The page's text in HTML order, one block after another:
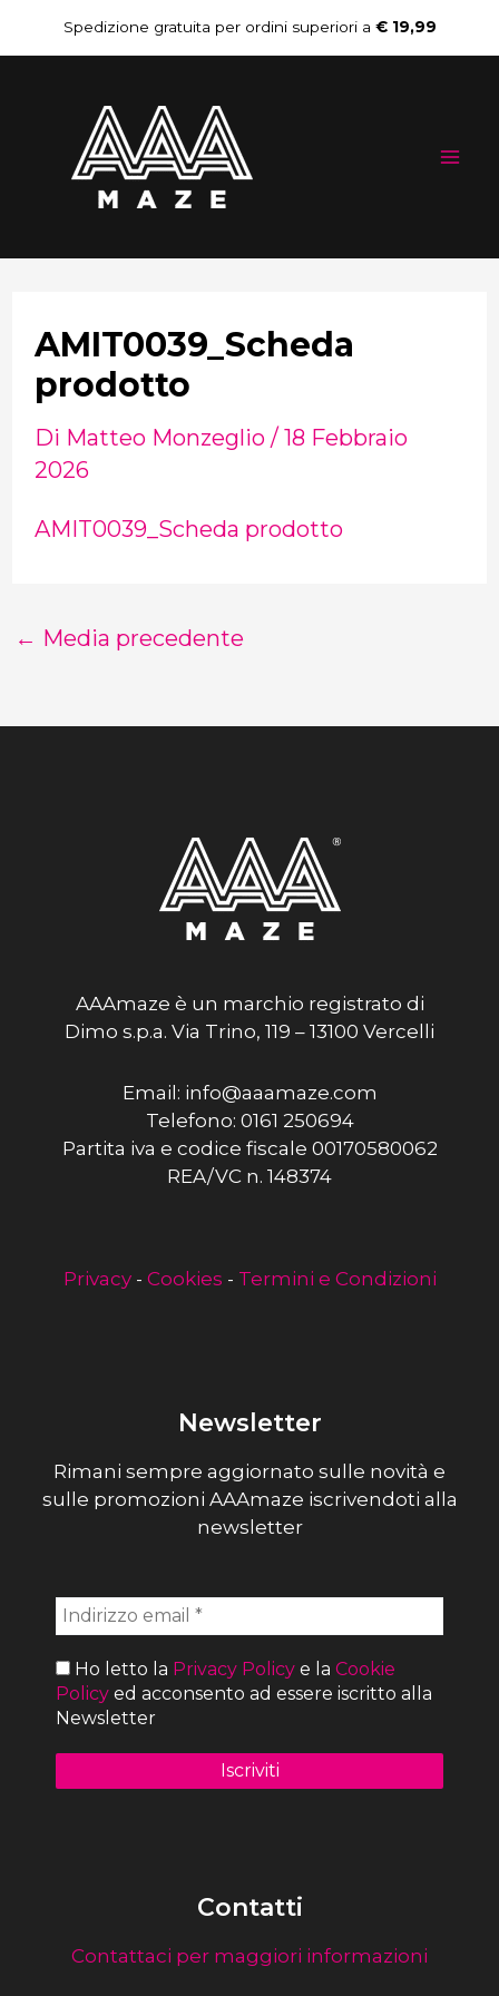
al
contenuto
Spedizione gratuita per ordini superiori a € 19,99
AMIT0039_Scheda
prodotto
Di Matteo Monzeglio / 18 Febbraio
2026
AMIT0039_Scheda prodotto
Navigazione
articoli
← Media precedente
AAAmaze è un marchio registrato di
Dimo s.p.a. Via Trino, 119 – 13100 Vercelli
Email: info@aaamaze.com
Telefono: 0161 250694
Partita iva e codice fiscale 00170580062
REA/VC n. 148374
Privacy- Cookies - Termini e Condizioni
Newsletter
Rimani sempre aggiornato sulle novità e
sulle promozioni AAAmaze iscrivendoti alla
newsletter
Ho letto la Privacy Policy e la Cookie
Policy ed acconsento ad essere iscritto alla
Newsletter
Contatti
Contattaci per maggiori informazioni